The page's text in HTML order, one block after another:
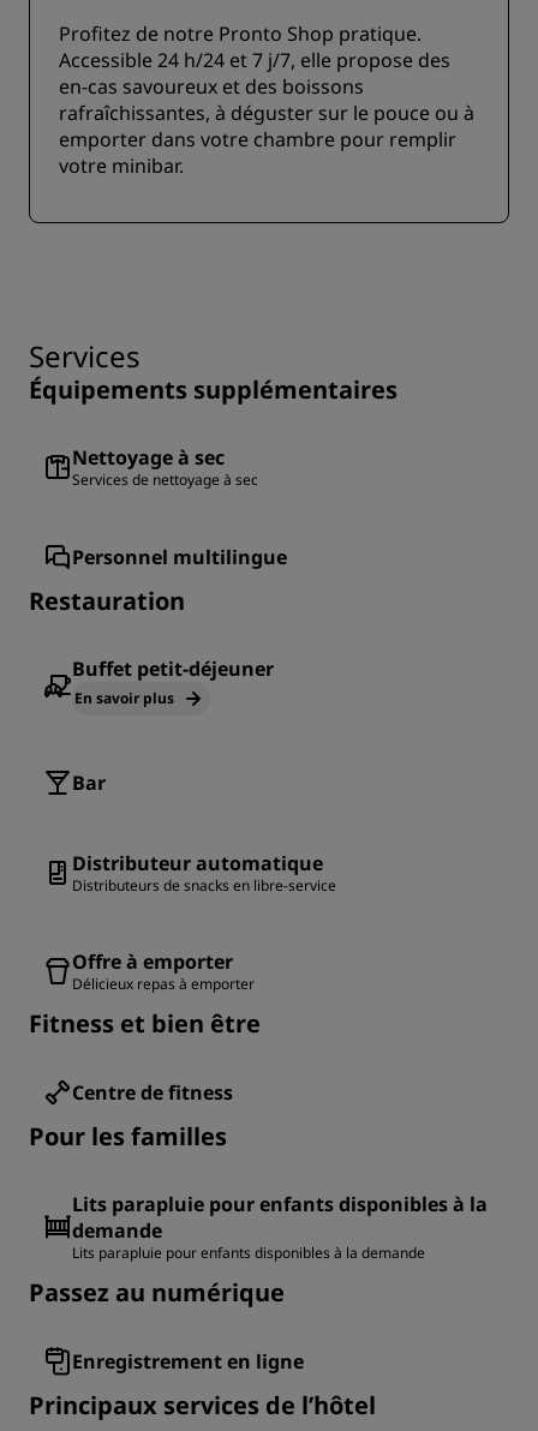
Profitez de notre Pronto Shop pratique.
Accessible 24 h/24 et 7 j/7, elle propose des
en-cas savoureux et des boissons
rafraîchissantes, à déguster sur le pouce ou à
emporter dans votre chambre pour remplir
votre minibar.
Services
Équipements supplémentaires
Nettoyage à sec
Services de nettoyage à sec
Personnel multilingue
Restauration
Buffet petit-déjeuner
En savoir plus
Bar
Distributeur automatique
Distributeurs de snacks en libre-service
Offre à emporter
Délicieux repas à emporter
Fitness et bien être
Centre de fitness
Pour les familles
Lits parapluie pour enfants disponibles à la
demande
Lits parapluie pour enfants disponibles à la demande
Passez au numérique
Enregistrement en ligne
Principaux services de l’hôtel